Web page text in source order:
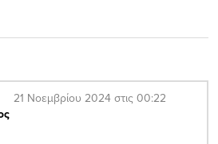
21 Νοεμβρίου 2024 στις 00:22